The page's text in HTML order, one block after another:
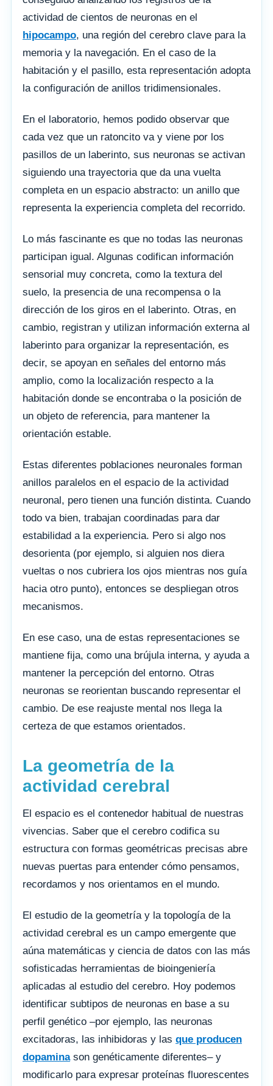
actividad de cientos de neuronas en el
hipocampo, una región del cerebro clave para la
memoria y la navegación. En el caso de la
habitación y el pasillo, esta representación adopta
la configuración de anillos tridimensionales.
En el laboratorio, hemos podido observar que
cada vez que un ratoncito va y viene por los
pasillos de un laberinto, sus neuronas se activan
siguiendo una trayectoria que da una vuelta
completa en un espacio abstracto: un anillo que
representa la experiencia completa del recorrido.
Lo más fascinante es que no todas las neuronas
participan igual. Algunas codifican información
sensorial muy concreta, como la textura del
suelo, la presencia de una recompensa o la
dirección de los giros en el laberinto. Otras, en
cambio, registran y utilizan información externa al
laberinto para organizar la representación, es
decir, se apoyan en señales del entorno más
amplio, como la localización respecto a la
habitación donde se encontraba o la posición de
un objeto de referencia, para mantener la
orientación estable.
Estas diferentes poblaciones neuronales forman
anillos paralelos en el espacio de la actividad
neuronal, pero tienen una función distinta. Cuando
todo va bien, trabajan coordinadas para dar
estabilidad a la experiencia. Pero si algo nos
desorienta (por ejemplo, si alguien nos diera
vueltas o nos cubriera los ojos mientras nos guía
hacia otro punto), entonces se despliegan otros
mecanismos.
En ese caso, una de estas representaciones se
mantiene fija, como una brújula interna, y ayuda a
mantener la percepción del entorno. Otras
neuronas se reorientan buscando representar el
cambio. De ese reajuste mental nos llega la
certeza de que estamos orientados.
La geometría de la
actividad cerebral
El espacio es el contenedor habitual de nuestras
vivencias. Saber que el cerebro codifica su
estructura con formas geométricas precisas abre
nuevas puertas para entender cómo pensamos,
recordamos y nos orientamos en el mundo.
El estudio de la geometría y la topología de la
actividad cerebral es un campo emergente que
aúna matemáticas y ciencia de datos con las más
sofisticadas herramientas de bioingeniería
aplicadas al estudio del cerebro. Hoy podemos
identificar subtipos de neuronas en base a su
perfil genético –por ejemplo, las neuronas
excitadoras, las inhibidoras y las que producen
dopaminason genéticamente diferentes– y
modificarlo para expresar proteínas fluorescentes